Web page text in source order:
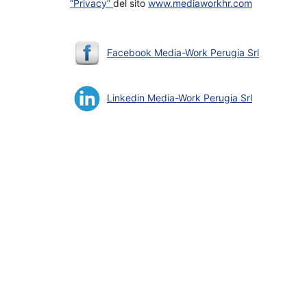
“Privacy” del sito www.mediaworkhr.com
Facebook Media-Work Perugia Srl
Linkedin Media-Work Perugia Srl